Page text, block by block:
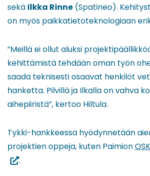
sekä Ilkka Rinne (Spatineo).
on myös paikkatietoteknologiaan
”Meillä ei ollut aluksi
kehittämistä tehdään oman työn
saada teknisesti osaavat henkilöt
hanketta. Pilvillä ja Ilkalla on vahva
aihepiiristä”, kertoo Hiltula.
Tykki-hankkeessa hyödynnetään
projektien oppeja, kuten Paimion
.